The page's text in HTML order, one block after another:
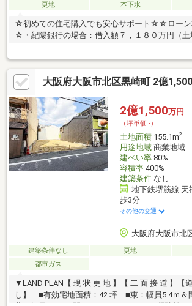
更地 本下水
☆初めての住宅購入でも安心サポート☆☆ローン
☆・紀陽銀行の場合：借入額７，１８０万円（土
１７万円台！◇◆物件のおすすめポイント◆◇☆
りある道路で車の出し入れも安心！☆小学校徒歩
小さなお子様も安心です！☆二路線利用可能で通
かけに便利なアクセス環境！☆18帖の広々リビ
をより快適に演出！☆キッチンにはパントリーが
納できます！大阪市立中津小学校 徒歩３分
学校 徒歩１８分(1400M)
大阪府大阪市北区黒崎町 2億
2億1,500万円
（坪単価:-）
土地面積155.1m2
用途地域商業地域
建ぺい率80%
容積率400%
建築条件なし
地下鉄堺筋線 天
歩3分
その他の交通
大阪府大阪市北
建築条件なし 更地
都市ガス
▼LAND PLAN【 現 状 更 地 】【 二 面 接 道 】【
し】 ■有効宅地面積：42 坪 ■東：幅員5.4ｍ